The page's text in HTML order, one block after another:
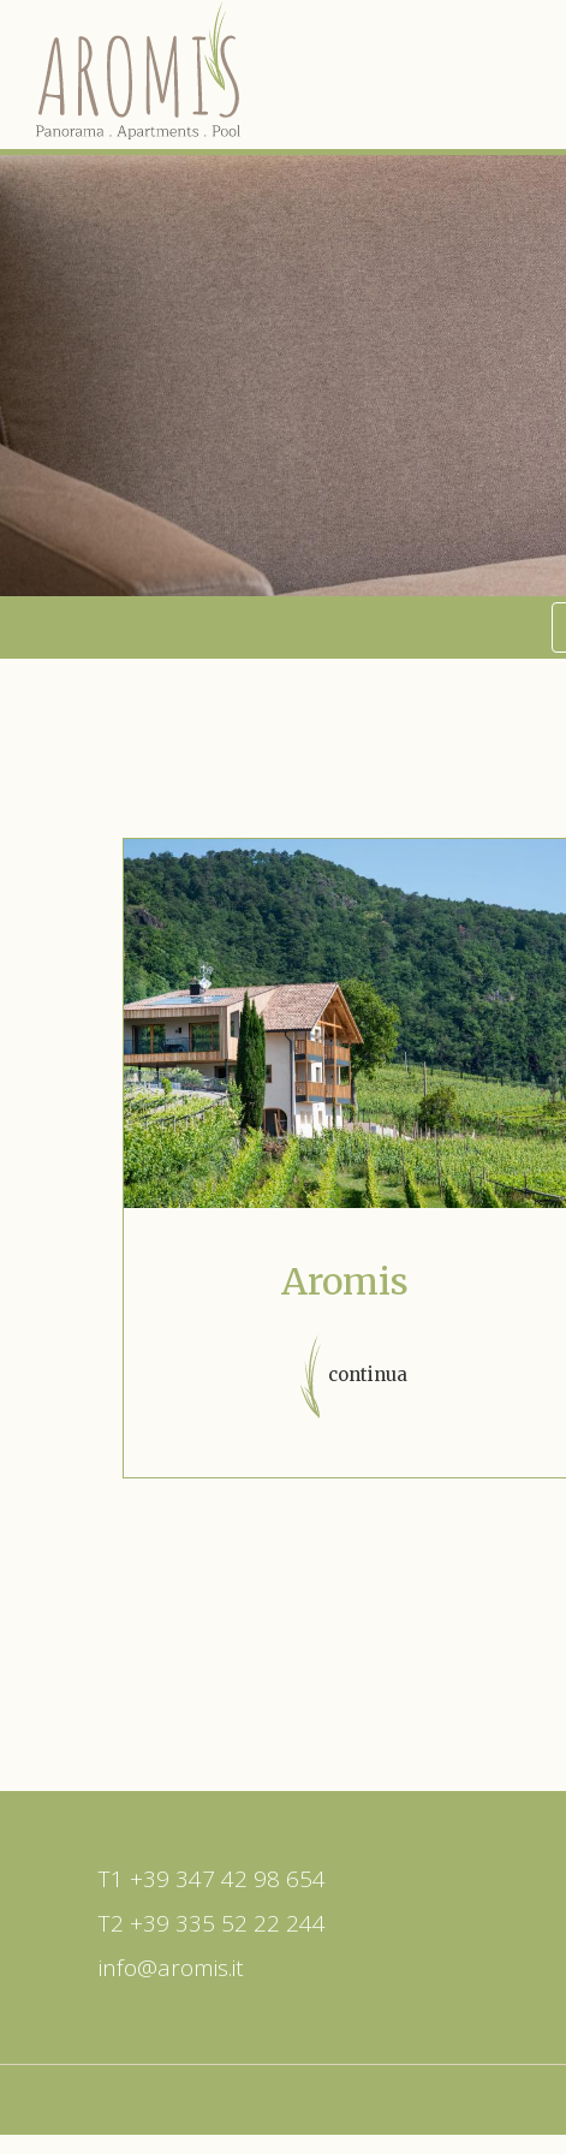
Aromis
continua
T1 +39 347 42 98 654
T2 +39 335 52 22 244
info@aromis.it